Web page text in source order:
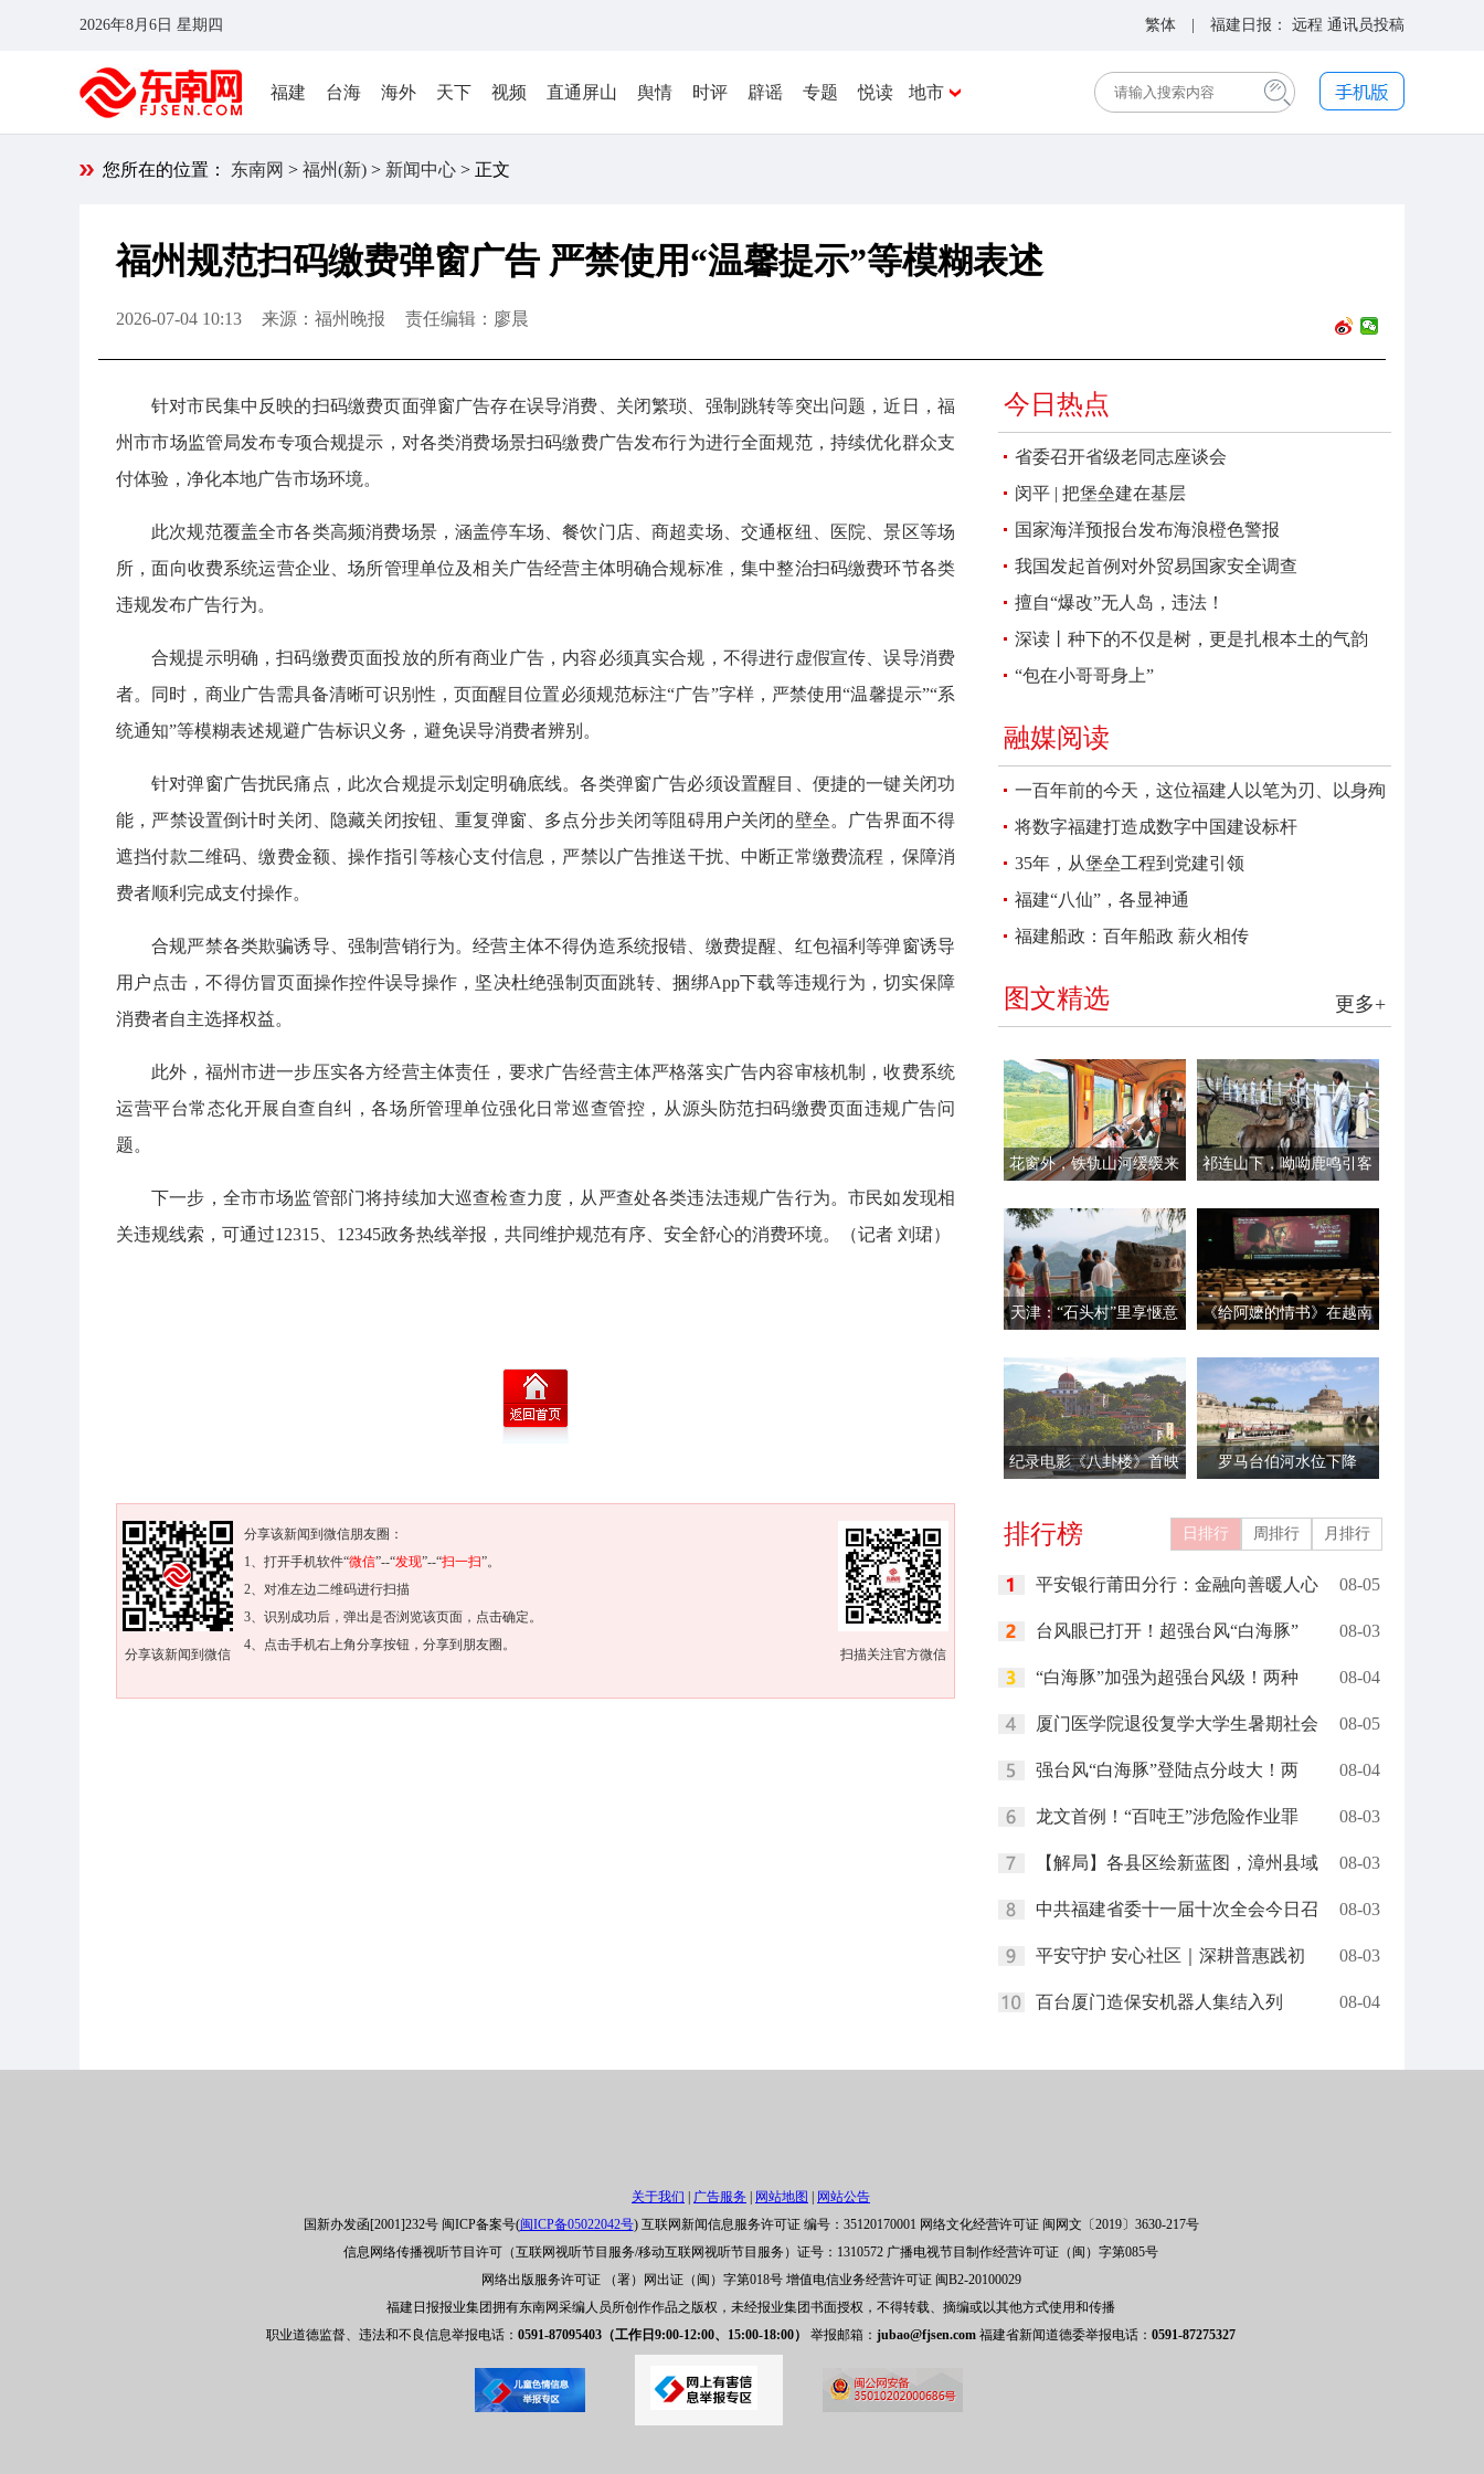
2026年8月6日 星期四 繁体 | 福建日报： 远程 通讯员投稿
福建 台海 海外 天下 视频 直通屏山 舆情 时评 辟谣 专题 悦读 地市
您所在的位置： 东南网 > 福州(新) > 新闻中心 > 正文
福州规范扫码缴费弹窗广告 严禁使用“温馨提示”等模糊表述
2026-07-04 10:13 来源：福州晚报 责任编辑：廖晨
针对市民集中反映的扫码缴费页面弹窗广告存在误导消费、关闭繁琐、强制跳转等突出问题，近日，福
州市市场监管局发布专项合规提示，对各类消费场景扫码缴费广告发布行为进行全面规范，持续优化群众支
付体验，净化本地广告市场环境。
此次规范覆盖全市各类高频消费场景，涵盖停车场、餐饮门店、商超卖场、交通枢纽、医院、景区等场
所，面向收费系统运营企业、场所管理单位及相关广告经营主体明确合规标准，集中整治扫码缴费环节各类
违规发布广告行为。
合规提示明确，扫码缴费页面投放的所有商业广告，内容必须真实合规，不得进行虚假宣传、误导消费
者。同时，商业广告需具备清晰可识别性，页面醒目位置必须规范标注“广告”字样，严禁使用“温馨提示”“系
统通知”等模糊表述规避广告标识义务，避免误导消费者辨别。
针对弹窗广告扰民痛点，此次合规提示划定明确底线。各类弹窗广告必须设置醒目、便捷的一键关闭功
能，严禁设置倒计时关闭、隐藏关闭按钮、重复弹窗、多点分步关闭等阻碍用户关闭的壁垒。广告界面不得
遮挡付款二维码、缴费金额、操作指引等核心支付信息，严禁以广告推送干扰、中断正常缴费流程，保障消
费者顺利完成支付操作。
合规严禁各类欺骗诱导、强制营销行为。经营主体不得伪造系统报错、缴费提醒、红包福利等弹窗诱导
用户点击，不得仿冒页面操作控件误导操作，坚决杜绝强制页面跳转、捆绑App下载等违规行为，切实保障
消费者自主选择权益。
此外，福州市进一步压实各方经营主体责任，要求广告经营主体严格落实广告内容审核机制，收费系统
运营平台常态化开展自查自纠，各场所管理单位强化日常巡查管控，从源头防范扫码缴费页面违规广告问
题。
下一步，全市市场监管部门将持续加大巡查检查力度，从严查处各类违法违规广告行为。市民如发现相
关违规线索，可通过12315、12345政务热线举报，共同维护规范有序、安全舒心的消费环境。（记者 刘珺）
扫描关注官方微信
分享该新闻到微信
分享该新闻到微信朋友圈：
1、打开手机软件“微信”--“发现”--“扫一扫”。
2、对准左边二维码进行扫描
3、识别成功后，弹出是否浏览该页面，点击确定。
4、点击手机右上角分享按钮，分享到朋友圈。
今日热点
省委召开省级老同志座谈会
闵平 | 把堡垒建在基层
国家海洋预报台发布海浪橙色警报
我国发起首例对外贸易国家安全调查
擅自“爆改”无人岛，违法！
深读丨种下的不仅是树，更是扎根本土的气韵
“包在小哥哥身上”
融媒阅读
一百年前的今天，这位福建人以笔为刃、以身殉
报
将数字福建打造成数字中国建设标杆
35年，从堡垒工程到党建引领
福建“八仙”，各显神通
福建船政：百年船政 薪火相传
更多+
图文精选
花窗外，铁轨山河缓缓来
祁连山下，呦呦鹿鸣引客
天津：“石头村”里享惬意
《给阿嬷的情书》在越南
纪录电影《八卦楼》首映 罗马台伯河水位下降
排行榜 日排行 周排行 月排行
平安银行莆田分行：金融向善暖人心 08-05
台风眼已打开！超强台风“白海豚” 08-03
“白海豚”加强为超强台风级！两种 08-04
厦门医学院退役复学大学生暑期社会 08-05
强台风“白海豚”登陆点分歧大！两 08-04
龙文首例！“百吨王”涉危险作业罪 08-03
【解局】各县区绘新蓝图，漳州县域 08-03
中共福建省委十一届十次全会今日召 08-03
平安守护 安心社区｜深耕普惠践初 08-03
百台厦门造保安机器人集结入列 08-04